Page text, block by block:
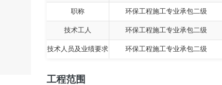
职称 环保工程施工专业承包二级
技术工人 环保工程施工专业承包二级
技术人员及业绩要求 环保工程施工专业承包二级
工程范围